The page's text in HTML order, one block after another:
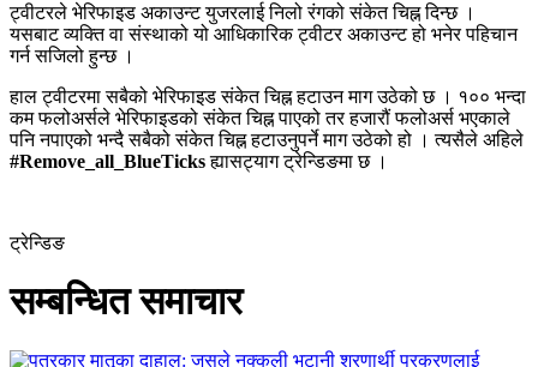
ट्वीटरले भेरिफाइड अकाउन्ट युजरलाई निलो रंगको संकेत चिह्न दिन्छ ।
यसबाट व्यक्ति वा संस्थाको यो आधिकारिक ट्वीटर अकाउन्ट हो भनेर पहिचान
गर्न सजिलो हुन्छ ।
हाल ट्वीटरमा सबैको भेरिफाइड संकेत चिह्न हटाउन माग उठेको छ । १०० भन्दा
कम फलोअर्सले भेरिफाइडको संकेत चिह्न पाएको तर हजारौं फलोअर्स भएकाले
पनि नपाएको भन्दै सबैको संकेत चिह्न हटाउनुपर्ने माग उठेको हो । त्यसैले अहिले
#Remove_all_BlueTicksह्यासट्याग ट्रेन्डिङमा छ ।
ट्रेन्डिङ
सम्बन्धित समाचार